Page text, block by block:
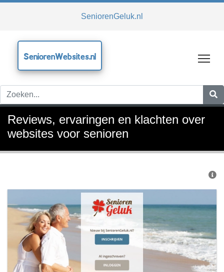
SeniorenGeluk.nl
SeniorenWebsites.nl
Reviews, ervaringen en klachten over
websites voor senioren